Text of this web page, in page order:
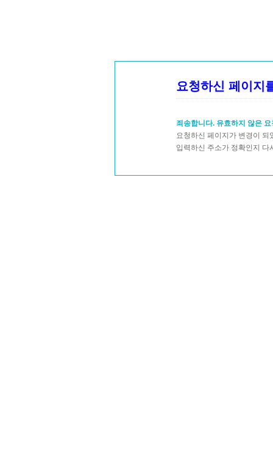
요청하신 페이지
죄송합니다. 유효하지 않은
요청하신 페이지가 변경이
입력하신 주소가 정확인지 다